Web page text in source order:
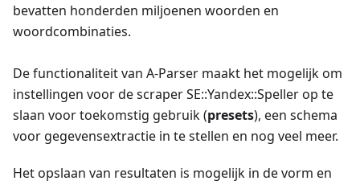
bevatten honderden miljoenen woorden en
woordcombinaties.
De functionaliteit van A-Parser maakt het mogelijk om
instellingen voor de scraper SE::Yandex::Speller op te
slaan voor toekomstig gebruik (presets), een schema
voor gegevensextractie in te stellen en nog veel meer.
Het opslaan van resultaten is mogelijk in de vorm en